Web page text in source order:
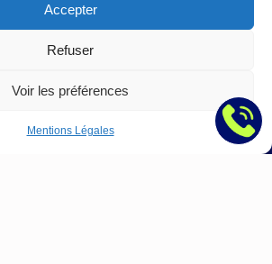
Accepter
Refuser
Voir les préférences
Mentions Légales
Réseaux